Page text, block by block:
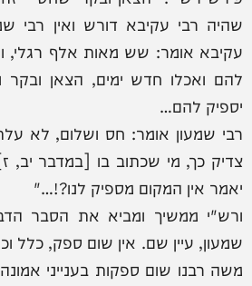
שהיה רבי עקיבא דורש ואין רבי
עקיבא אומר: שש מאות אלף
להם ואכלו חדש ימים, הצאן ובקר
יספיק להם…
רבי שמעון אומר: חס ושלום, לא
צדיק כך, מי שכתוב בו [במדבר יב,
יאמר אין המקום מספיק לנו?!…"
ורש"י ממשיך ומביא את הסבר
שמעון, עיין שם. אין שום ספק, כלל
משה רבנו שום ספקות בענייני